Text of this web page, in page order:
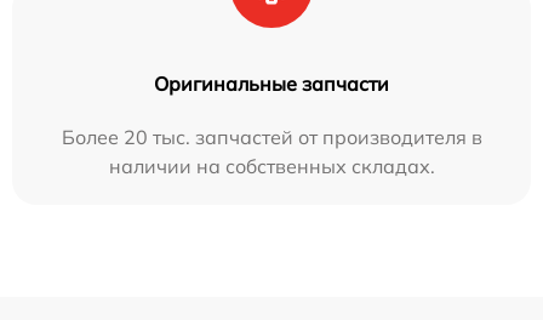
Оригинальные запчасти
Более 20 тыс. запчастей от производителя в
наличии на собственных складах.